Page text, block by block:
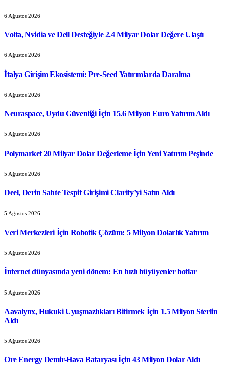
6 Ağustos 2026
Volta, Nvidia ve Dell Desteğiyle 2.4 Milyar Dolar Değere Ulaştı
6 Ağustos 2026
İtalya Girişim Ekosistemi: Pre-Seed Yatırımlarda Daralma
6 Ağustos 2026
Neuraspace, Uydu Güvenliği İçin 15.6 Milyon Euro Yatırım Aldı
5 Ağustos 2026
Polymarket 20 Milyar Dolar Değerleme İçin Yeni Yatırım Peşinde
5 Ağustos 2026
Deel, Derin Sahte Tespit Girişimi Clarity’yi Satın Aldı
5 Ağustos 2026
Veri Merkezleri İçin Robotik Çözüm: 5 Milyon Dolarlık Yatırım
5 Ağustos 2026
İnternet dünyasında yeni dönem: En hızlı büyüyenler botlar
5 Ağustos 2026
Aavalynx, Hukuki Uyuşmazlıkları Bitirmek İçin 1.5 Milyon Sterlin
Aldı
5 Ağustos 2026
Ore Energy Demir-Hava Bataryası İçin 43 Milyon Dolar Aldı